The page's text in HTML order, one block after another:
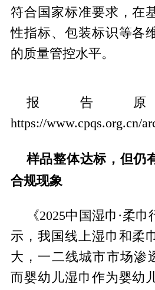
符合国家标准要求，在
性指标、包装标识等各
的质量管控水平。
报告
https://www.cpqs.org.cn/
样品整体达标，但仍
合规现象
《2025中国湿巾·柔
示，我国线上湿巾和柔
大，一二线城市市场渗
而婴幼儿湿巾作为婴幼